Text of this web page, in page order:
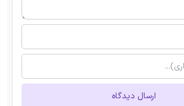
ارسال دیدگاه